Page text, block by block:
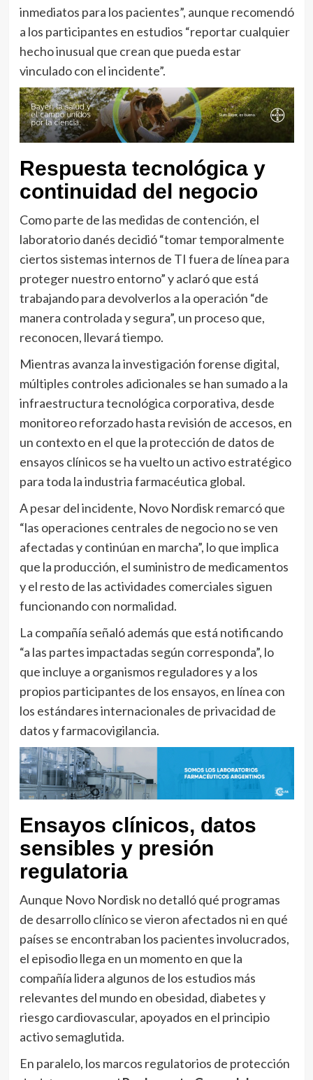
inmediatos para los pacientes”, aunque recomendó
a los participantes en estudios “reportar cualquier
hecho inusual que crean que pueda estar
vinculado con el incidente”.
Respuesta tecnológica y
continuidad del negocio
Como parte de las medidas de contención, el
laboratorio danés decidió “tomar temporalmente
ciertos sistemas internos de TI fuera de línea para
proteger nuestro entorno” y aclaró que está
trabajando para devolverlos a la operación “de
manera controlada y segura”, un proceso que,
reconocen, llevará tiempo.
Mientras avanza la investigación forense digital,
múltiples controles adicionales se han sumado a la
infraestructura tecnológica corporativa, desde
monitoreo reforzado hasta revisión de accesos, en
un contexto en el que la protección de datos de
ensayos clínicos se ha vuelto un activo estratégico
para toda la industria farmacéutica global.
A pesar del incidente, Novo Nordisk remarcó que
“las operaciones centrales de negocio no se ven
afectadas y continúan en marcha”, lo que implica
que la producción, el suministro de medicamentos
y el resto de las actividades comerciales siguen
funcionando con normalidad.
La compañía señaló además que está notificando
“a las partes impactadas según corresponda”, lo
que incluye a organismos reguladores y a los
propios participantes de los ensayos, en línea con
los estándares internacionales de privacidad de
datos y farmacovigilancia.
Ensayos clínicos, datos
sensibles y presión
regulatoria
Aunque Novo Nordisk no detalló qué programas
de desarrollo clínico se vieron afectados ni en qué
países se encontraban los pacientes involucrados,
el episodio llega en un momento en que la
compañía lidera algunos de los estudios más
relevantes del mundo en obesidad, diabetes y
riesgo cardiovascular, apoyados en el principio
activo semaglutida.
En paralelo, los marcos regulatorios de protección